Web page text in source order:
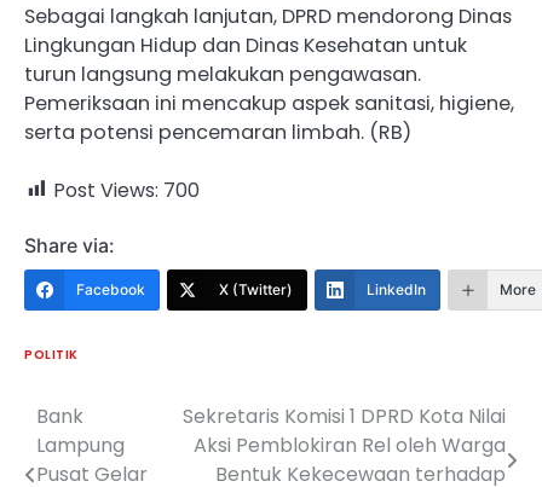
Sebagai langkah lanjutan, DPRD mendorong Dinas
Lingkungan Hidup dan Dinas Kesehatan untuk
turun langsung melakukan pengawasan.
Pemeriksaan ini mencakup aspek sanitasi, higiene,
serta potensi pencemaran limbah. (RB)
Post Views: 700
Share via:
Facebook X (Twitter) LinkedIn More
POLITIK
Navigasi
pos
Bank
Lampung
Pusat Gelar
Sekretaris Komisi 1 DPRD Kota Nilai
Aksi Pemblokiran Rel oleh Warga
Bentuk Kekecewaan terhadap